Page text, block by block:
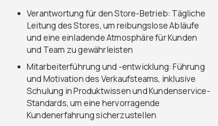
Verantwortung für den Store-Betrieb: Tägliche
Leitung des Stores, um reibungslose Abläufe
und eine einladende Atmosphäre für Kunden
und Team zu gewährleisten
Mitarbeiterführung und -entwicklung: Führung
und Motivation des Verkaufsteams, inklusive
Schulung in Produktwissen und Kundenservice-
Standards, um eine hervorragende
Kundenerfahrung sicherzustellen